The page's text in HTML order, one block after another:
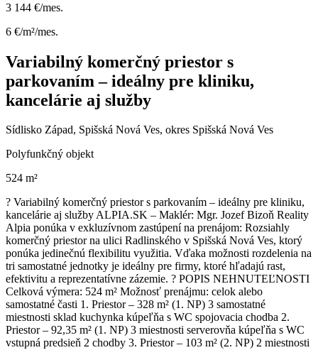
3 144 €/mes.
6 €/m²/mes.
Variabilný komerčný priestor s
parkovaním – ideálny pre kliniku,
kancelárie aj služby
Sídlisko Západ, Spišská Nová Ves, okres Spišská Nová Ves
Polyfunkčný objekt
524 m²
? Variabilný komerčný priestor s parkovaním – ideálny pre kliniku,
kancelárie aj služby ALPIA.SK – Maklér: Mgr. Jozef Bizoň Reality
Alpia ponúka v exkluzívnom zastúpení na prenájom: Rozsiahly
komerčný priestor na ulici Radlinského v Spišská Nová Ves, ktorý
ponúka jedinečnú flexibilitu využitia. Vďaka možnosti rozdelenia na
tri samostatné jednotky je ideálny pre firmy, ktoré hľadajú rast,
efektivitu a reprezentatívne zázemie. ? POPIS NEHNUTEĽNOSTI
Celková výmera: 524 m² Možnosť prenájmu: celok alebo
samostatné časti 1. Priestor – 328 m² (1. NP) 3 samostatné
miestnosti sklad kuchynka kúpeľňa s WC spojovacia chodba 2.
Priestor – 92,35 m² (1. NP) 3 miestnosti serverovňa kúpeľňa s WC
vstupná predsieň 2 chodby 3. Priestor – 103 m² (2. NP) 2 miestnosti